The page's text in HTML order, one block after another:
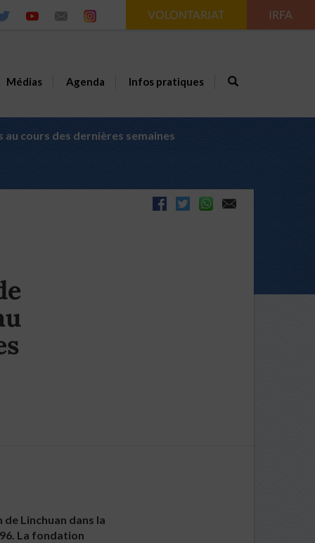
VOLONTARIAT IRFA
Médias Agenda Infos pratiques
cours des dernières semaines
Linchuan dans la
La fondation